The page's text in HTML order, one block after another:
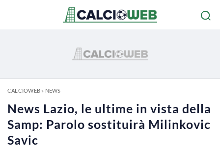
CALCIOWEB» NEWS
News Lazio, le ultime in vista della
Samp: Parolo sostituirà Milinkovic
Savic